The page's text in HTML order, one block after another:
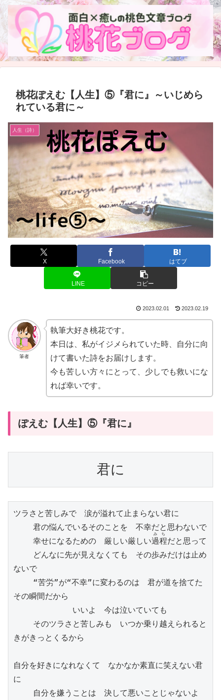
桃花ぽえむ【人生】⑤『君に』～いじめら
れている君に～
人生（詩）
X Facebook はてブ
LINE コピー
2023.02.01 2023.02.19
筆者
執筆大好き桃花です。
本日は、私がイジメられていた時、自分に向
けて書いた詩をお届けします。
今も苦しい方々にとって、少しでも救いにな
れば幸いです。
ぽえむ【人生】⑤『君に』
君に
ツラさと苦しみで　涙が溢れて止まらない君に
    君の悩んでいるそのことを　不幸だと思わないで
    幸せになるための　厳しい厳しい
過程
みち
だと思って
    どんなに先が見えなくても　その歩みだけは止め
ないで
    “苦労”が“不幸”に変わるのは　君が道を捨てた
その瞬間だから
            いいよ　今は泣いていても
    そのツラさと苦しみも　いつか乗り越えられると
きがきっとくるから
自分を好きになれなくて　なかなか素直に笑えない君
に
    自分を嫌うことは　決して悪いことじゃないよ